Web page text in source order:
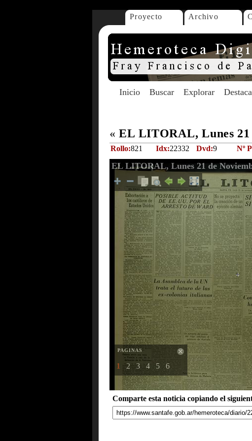
Proyecto Archivo
Inicio Buscar Explorar
« EL LITORAL, Lunes 21
Rollo:821 Idx:22332 Dvd:9 Nº
EL LITORAL, Lunes 21 de
PAGINAS
1 2 3 4 5 6
Comparte esta noticia copiando el